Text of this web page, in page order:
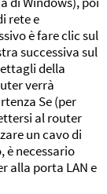
rete e
è fare clic sul
successiva sul
della
verrà
Se (per
al router
un cavo di
è necessario
alla porta LAN e